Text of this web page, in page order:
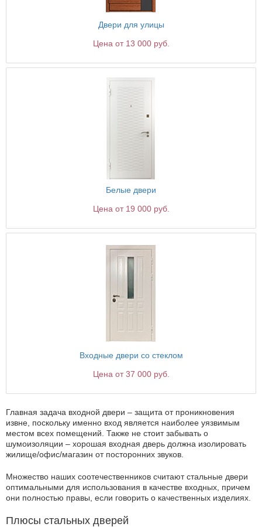
Двери для улицы
Цена от 13 000 руб.
Белые двери
Цена от 19 000 руб.
Входные двери со стеклом
Цена от 37 000 руб.
Главная задача входной двери – защита от проникновения
извне, поскольку именно вход является наиболее уязвимым
местом всех помещений. Также не стоит забывать о
шумоизоляции – хорошая входная дверь должна изолировать
жилище/офис/магазин от посторонних звуков.
Множество наших соотечественников считают стальные двери
оптимальными для использования в качестве входных, причем
они полностью правы, если говорить о качественных изделиях.
Плюсы стальных дверей